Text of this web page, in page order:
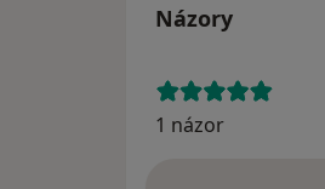
Názory
1 názor